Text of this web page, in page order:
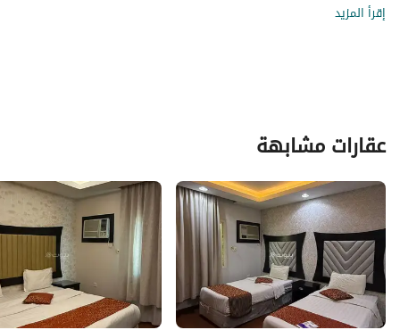
إقرأ المزيد
عقارات مشابهة